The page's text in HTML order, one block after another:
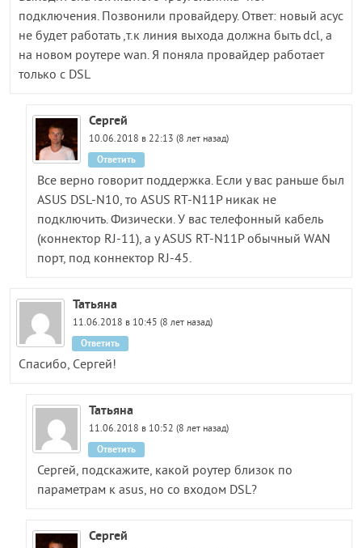
подключения. Позвонили провайдеру. Ответ: новый асус
не будет работать ,т.к линия выхода должна быть dcl, а
на новом роутере wan. Я поняла провайдер работает
только с DSL
Сергей
10.06.2018 в 22:13 (8 лет назад)
Все верно говорит поддержка. Если у вас раньше был
ASUS DSL-N10, то ASUS RT-N11P никак не
подключить. Физически. У вас телефонный кабель
(коннектор RJ-11), а у ASUS RT-N11P обычный WAN
порт, под коннектор RJ-45.
Ответить
Татьяна
11.06.2018 в 10:45 (8 лет назад)
Спасибо, Cергей!
Ответить
Татьяна
11.06.2018 в 10:52 (8 лет назад)
Сергей, подскажите, какой роутер близок по
параметрам к asus, но со входом DSL?
Ответить
Сергей